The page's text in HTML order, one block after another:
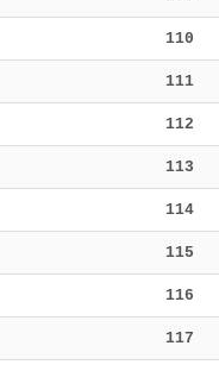
110
111
112
113
114
115
116
117